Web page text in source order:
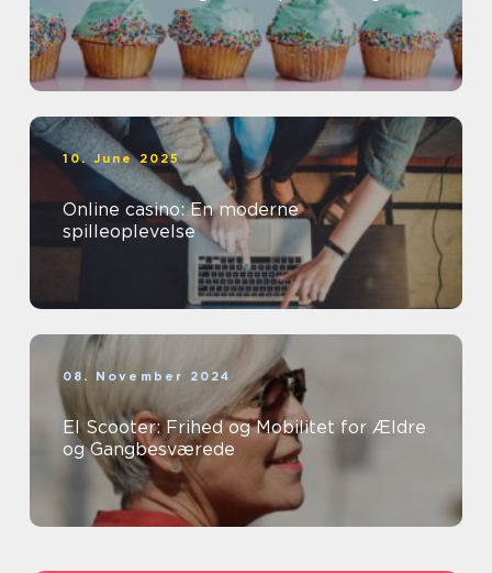
10. June 2025
Online casino: En moderne
spilleoplevelse
08. November 2024
El Scooter: Frihed og Mobilitet for Ældre
og Gangbesværede